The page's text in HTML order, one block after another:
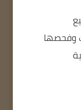
وفحصها